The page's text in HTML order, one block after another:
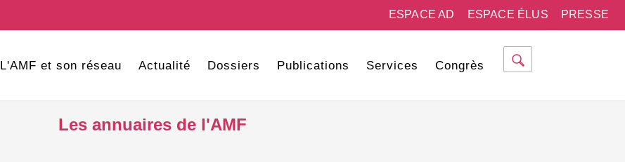
PRESSE
ESPACE ÉLUS
ESPACE AD
L'AMF et son réseau Actualité Dossiers Publications Services Congrès
Les annuaires de l'AMF